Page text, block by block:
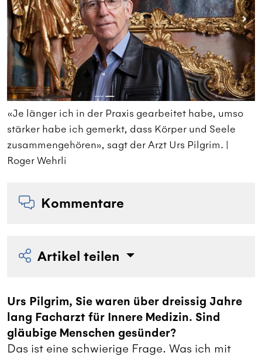
«Je länger ich in der Praxis gearbeitet habe, umso
stärker habe ich gemerkt, dass Körper und Seele
zusammengehören», sagt der Arzt Urs Pilgrim. |
Roger Wehrli
Kommentare
Artikel teilen
Urs Pilgrim, Sie waren über dreissig Jahre
lang Facharzt für Innere Medizin. Sind
gläubige Menschen gesünder?
Das ist eine schwierige Frage. Was ich mit